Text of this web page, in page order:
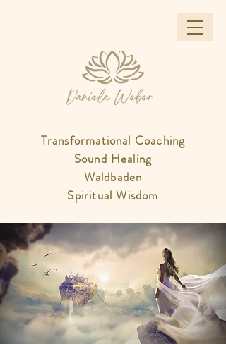
Transformational Coaching
Sound Healing
Waldbaden
Spiritual Wisdom